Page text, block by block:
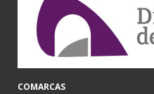
COMARCAS